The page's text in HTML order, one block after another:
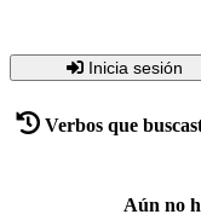
Inicia sesión
Verbos que
Aún no